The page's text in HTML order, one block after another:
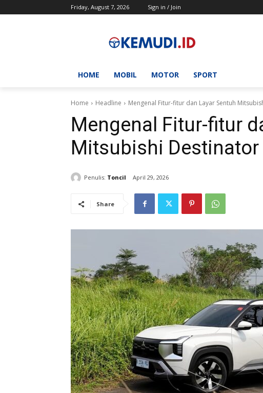
Friday, August 7, 2026 Sign in / Join
HOME MOBIL MOTOR SPORT
Home Headline Mengenal Fitur-fitur dan Layar Sentuh
Mengenal Fitur-fitur
Mitsubishi Destinator
Penulis: Toncil April 29, 2026
Share